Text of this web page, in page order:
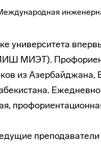
университета
МИЭТ).
из Азербайджана,